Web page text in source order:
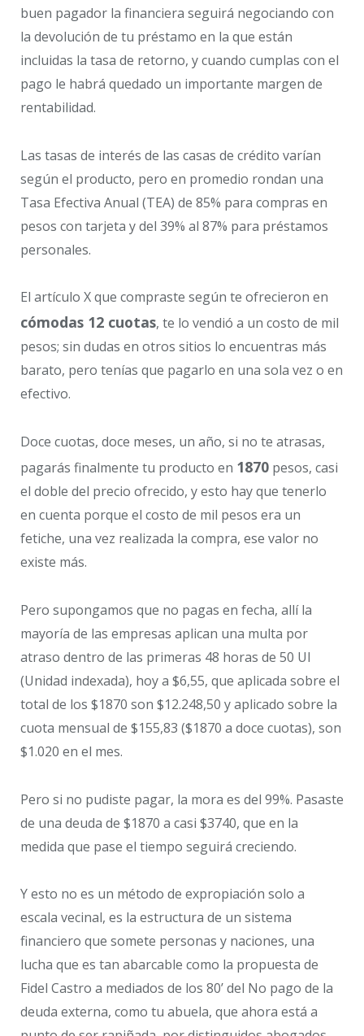
buen pagador la financiera seguirá negociando con
la devolución de tu préstamo en la que están
incluidas la tasa de retorno, y cuando cumplas con el
pago le habrá quedado un importante margen de
rentabilidad.
Las tasas de interés de las casas de crédito varían
según el producto, pero en promedio rondan una
Tasa Efectiva Anual (TEA) de 85% para compras en
pesos con tarjeta y del 39% al 87% para préstamos
personales.
El artículo X que compraste según te ofrecieron en
cómodas 12 cuotas, te lo vendió a un costo de mil
pesos; sin dudas en otros sitios lo encuentras más
barato, pero tenías que pagarlo en una sola vez o en
efectivo.
Doce cuotas, doce meses, un año, si no te atrasas,
pagarás finalmente tu producto en 1870 pesos, casi
el doble del precio ofrecido, y esto hay que tenerlo
en cuenta porque el costo de mil pesos era un
fetiche, una vez realizada la compra, ese valor no
existe más.
Pero supongamos que no pagas en fecha, allí la
mayoría de las empresas aplican una multa por
atraso dentro de las primeras 48 horas de 50 UI
(Unidad indexada), hoy a $6,55, que aplicada sobre el
total de los $1870 son $12.248,50 y aplicado sobre la
cuota mensual de $155,83 ($1870 a doce cuotas), son
$1.020 en el mes.
Pero si no pudiste pagar, la mora es del 99%. Pasaste
de una deuda de $1870 a casi $3740, que en la
medida que pase el tiempo seguirá creciendo.
Y esto no es un método de expropiación solo a
escala vecinal, es la estructura de un sistema
financiero que somete personas y naciones, una
lucha que es tan abarcable como la propuesta de
Fidel Castro a mediados de los 80’ del No pago de la
deuda externa, como tu abuela, que ahora está a